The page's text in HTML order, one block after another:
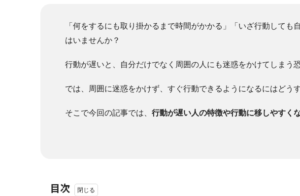
「何をするにも取り掛かるまで時間がかかる」「いざ行動して
はいませんか？
行動が遅いと、自分だけでなく周囲の人にも迷惑をかけてしまう
では、周囲に迷惑をかけず、すぐ行動できるようになるにはどう
そこで今回の記事では、 行動が遅い人の特徴や行動に移しやすく
目次